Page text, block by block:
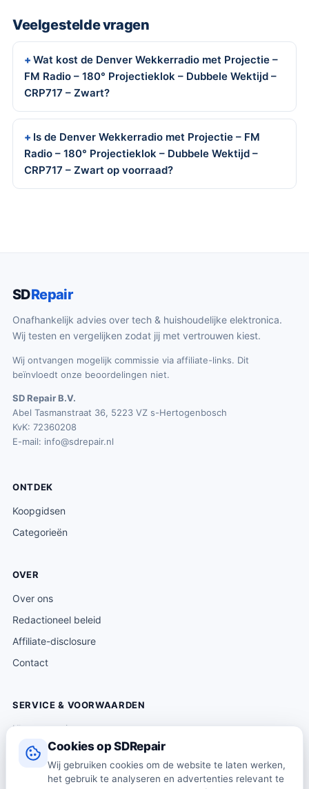
Cookies op SDRepair
Wij gebruiken cookies om de website te laten werken,
het gebruik te analyseren en advertenties relevant te
Veelgestelde vragen
Wat kost de Denver Wekkerradio met Projectie –
FM Radio – 180° Projectieklok – Dubbele Wektijd –
CRP717 – Zwart?
Is de Denver Wekkerradio met Projectie – FM
Radio – 180° Projectieklok – Dubbele Wektijd –
CRP717 – Zwart op voorraad?
SDRepair
Onafhankelijk advies over tech & huishoudelijke elektronica.
Wij testen en vergelijken zodat jij met vertrouwen kiest.
Wij ontvangen mogelijk commissie via affiliate-links. Dit
beïnvloedt onze beoordelingen niet.
SD Repair B.V.
Abel Tasmanstraat 36, 5223 VZ s-Hertogenbosch
KvK: 72360208
E-mail: info@sdrepair.nl
ONTDEK
Koopgidsen
Categorieën
OVER
Over ons
Redactioneel beleid
Affiliate-disclosure
Contact
SERVICE & VOORWAARDEN
Klantenservice
Verzending & levering
Retourneren